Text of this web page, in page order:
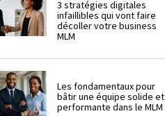
3 stratégies digitales
infaillibles qui vont faire
décoller votre business
MLM
Les fondamentaux pour
bâtir une équipe solide et
performante dans le MLM